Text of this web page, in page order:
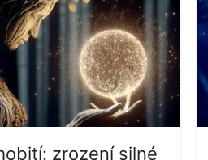
zrození silné